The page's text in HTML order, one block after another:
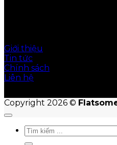
Giới thiệu
Tin tức
Chính sách
Liên hệ
Copyright 2026 ©